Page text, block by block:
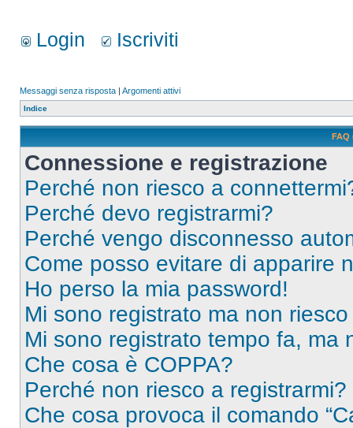
Login Iscriviti
Messaggi senza risposta | Argomenti attivi
Indice
FAQ
Connessione e registrazione
Perché non riesco a
Perché devo registrarmi?
Perché vengo disconnesso
Come posso evitare di apparire
Ho perso la mia password!
Mi sono registrato ma non
Mi sono registrato tempo fa, ma
Che cosa è COPPA?
Perché non riesco a registrarmi?
Che cosa provoca il comando